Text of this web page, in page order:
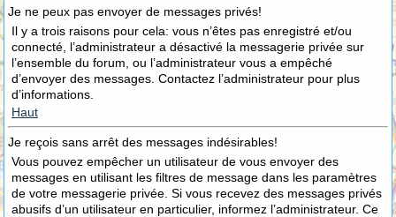
Je ne peux pas envoyer de messages privés!
Il y a trois raisons pour cela: vous n’êtes pas enregistré et/ou
connecté, l’administrateur a désactivé la messagerie privée sur
l’ensemble du forum, ou l’administrateur vous a empêché
d’envoyer des messages. Contactez l’administrateur pour plus
d’informations.
Haut
Je reçois sans arrêt des messages indésirables!
Vous pouvez empêcher un utilisateur de vous envoyer des
messages en utilisant les filtres de message dans les paramètres
de votre messagerie privée. Si vous recevez des messages privés
abusifs d’un utilisateur en particulier, informez l’administrateur. Ce